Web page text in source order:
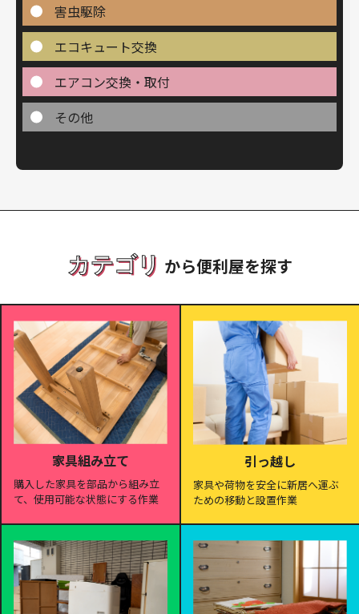
害虫駆除
エコキュート交換
エアコン交換・取付
その他
カテゴリ から便利屋を探す
家具組み立て
購入した家具を部品から組み立
て、使用可能な状態にする作業
引っ越し
家具や荷物を安全に新居へ運ぶ
ための移動と設置作業